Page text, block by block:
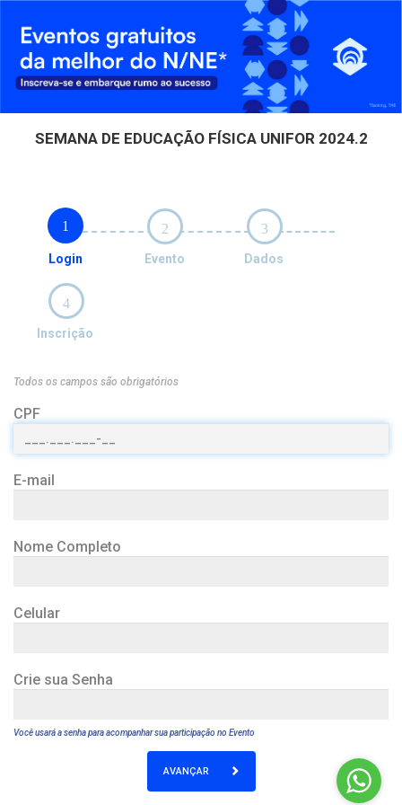
SEMANA DE EDUCAÇÃO FÍSICA UNIFOR 2024.2
1
Login
2
Evento
3
Dados
4
Inscrição
Todos os campos são obrigatórios
CPF
E-mail
Nome Completo
Celular
Crie sua Senha
Você usará a senha para acompanhar sua participação no Evento
AVANÇAR